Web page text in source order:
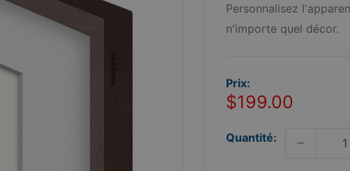
Personnalisez
n'importe quel décor.
Prix:
Prix
$199.00
Quantité: